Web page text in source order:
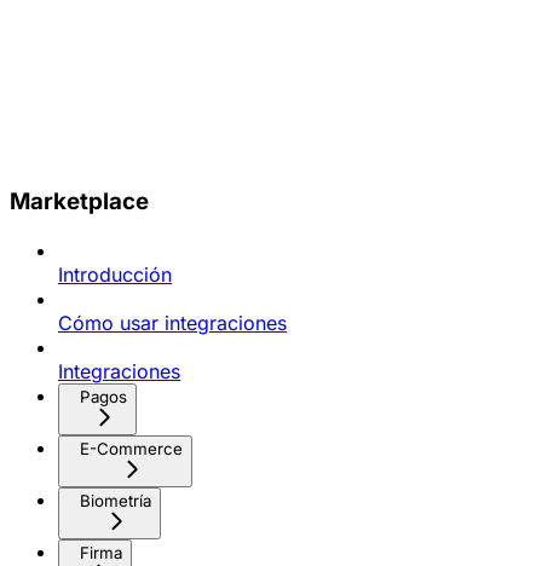
Marketplace
Introducción
Cómo usar integraciones
Integraciones
Pagos
E-Commerce
Biometría
Firma